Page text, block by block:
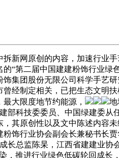
网原创的内容，加速行业
“第二届中国建建粉饰行业
集团股份无限公司科学手艺
经制定相关，已把生态文明
大限度地节约能源，
地
部科技委委员、中国绿建委
其原创性以及文中陈述内容
饰行业协会副会长兼秘书长
长总监陈杲，江西省建建业
，推进行业绿色低碳轮回成